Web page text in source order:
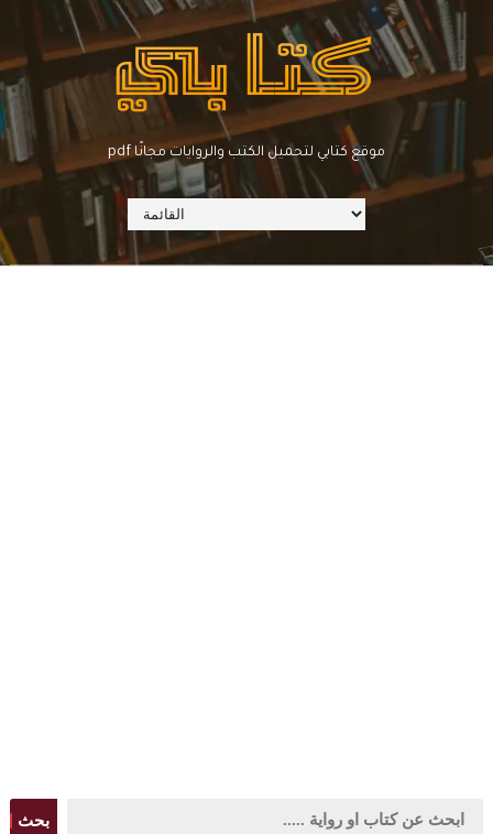
pdf موقع كتابي لتحميل الكتب والروايات مجانًا
بحث